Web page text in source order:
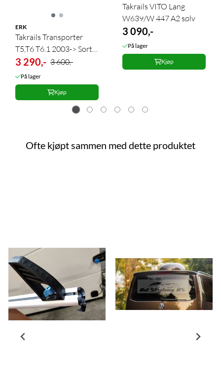
ERK
Takrails Transporter
T5,T6 T6.1 2003-> Sort
L2 Crown
3 290,- 3 600,-
På lager
Kjøp
Takrails VITO Lang
W639/W 447 A2 sølv
3 090,-
På lager
Kjøp
Ofte kjøpt sammen med dette produktet